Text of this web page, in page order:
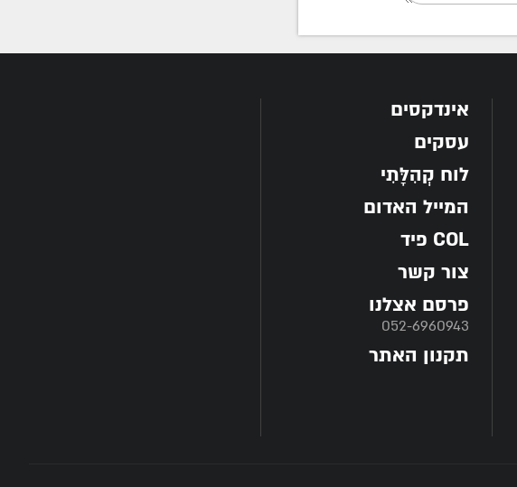
אינדקסים
עסקים
לוח קְהִלָּתִי
המייל האדום
COL פיד
צור קשר
פרסם אצלנו
052-6960943
תקנון האתר